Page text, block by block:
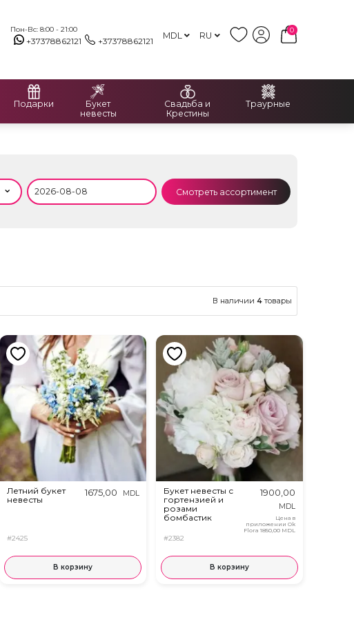
Пон-Вс: 8:00 - 21:00
+37378862121 +37378862121 MDL RU
0
Подарки
Букет
невесты
Свадьба и
Крестины
Траурные
Смотреть ассортимент
В наличии 4 товары
Летний букет
невесты
#2425
1675,00 MDL
В корзину
Букет невесты с
гортензией и
розами
бомбастик
#2382
1900,00
MDL
Цена в
приложении Ok
Flora1850,00 MDL
В корзину